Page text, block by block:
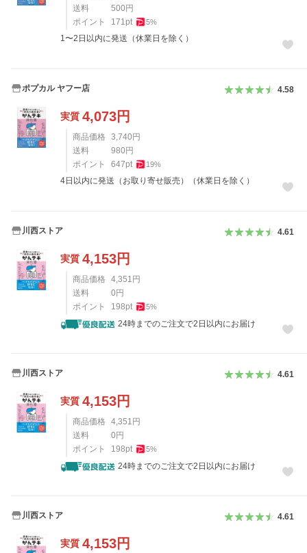
送料
500 円
ポイント
171pt 5%
1〜2日以内に発送（休業日を除く）
ポプカル ヤフー店 4.58
実質 4,073円
商品価格 3,740 円
送料
980 円
ポイント
647pt 19%
4日以内に発送（お取り寄せ販売）（休業日を除く）
川西ストア 4.61
実質 4,153円
商品価格 4,351 円
送料
0 円
ポイント
198pt 5%
24時までのご注文で2日以内にお届け
川西ストア 4.61
実質 4,153円
商品価格 4,351 円
送料
0 円
ポイント
198pt 5%
24時までのご注文で2日以内にお届け
川西ストア 4.61
実質 4,153円